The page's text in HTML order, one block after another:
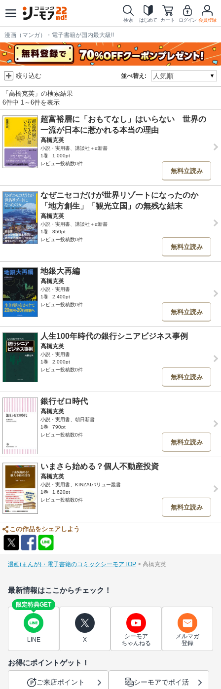
検索 はじめて カート ログイン 会員登録
漫画（マンガ）・電子書籍が国内最大級!!
並べ替え:
絞り込む
「高橋克英」の検索結果
6件中 1～6件を表示
超富裕層に「おもてなし」はいらない 世界の
一流が日本に惹かれる本当の理由
高橋克英
小説・実用書、講談社＋α新書
1巻
1,000pt
レビュー投稿数0件
無料立読み
なぜニセコだけが世界リゾートになったのか
「地方創生」「観光立国」の無残な結末
高橋克英
小説・実用書、講談社＋α新書
1巻
850pt
レビュー投稿数0件
無料立読み
地銀大再編
高橋克英
小説・実用書
1巻
2,400pt
レビュー投稿数0件
無料立読み
人生100年時代の銀行シニアビジネス事例
高橋克英
小説・実用書
1巻
2,000pt
レビュー投稿数0件
無料立読み
銀行ゼロ時代
高橋克英
小説・実用書、朝日新書
1巻
790pt
レビュー投稿数0件
無料立読み
いまさら始める？個人不動産投資
高橋克英
小説・実用書、KINZAIバリュー叢書
1巻
1,620pt
レビュー投稿数0件
無料立読み
この作品をシェアしよう
漫画(まんが)・電子書籍のコミックシーモアTOP 高橋克英
最新情報はここからチェック！
限定特典GET
LINE X
シーモア
ちゃんねる
メルマガ
登録
お得にポイントゲット！
ご来店ポイント シーモアでポイ活